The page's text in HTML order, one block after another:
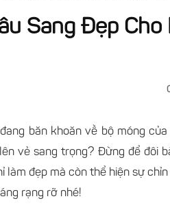
Sang Đẹp
băn khoăn về bộ móng
vẻ sang trọng? Đừng để đôi
làm đẹp mà còn thể hiện sự
rạng rỡ nhé!